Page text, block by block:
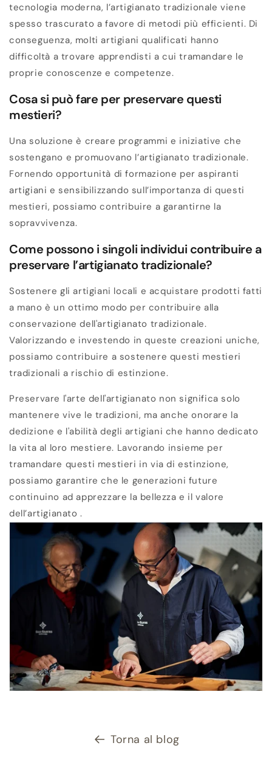
tecnologia moderna, l’artigianato tradizionale viene
spesso trascurato a favore di metodi più efficienti. Di
conseguenza, molti artigiani qualificati hanno
difficoltà a trovare apprendisti a cui tramandare le
proprie conoscenze e competenze.
Cosa si può fare per preservare questi
mestieri?
Una soluzione è creare programmi e iniziative che
sostengano e promuovano l’artigianato tradizionale.
Fornendo opportunità di formazione per aspiranti
artigiani e sensibilizzando sull’importanza di questi
mestieri, possiamo contribuire a garantirne la
sopravvivenza.
Come possono i singoli individui contribuire a
preservare l’artigianato tradizionale?
Sostenere gli artigiani locali e acquistare prodotti fatti
a mano è un ottimo modo per contribuire alla
conservazione dell'artigianato tradizionale.
Valorizzando e investendo in queste creazioni uniche,
possiamo contribuire a sostenere questi mestieri
tradizionali a rischio di estinzione.
Preservare l'arte dell'artigianato non significa solo
mantenere vive le tradizioni, ma anche onorare la
dedizione e l'abilità degli artigiani che hanno dedicato
la vita al loro mestiere. Lavorando insieme per
tramandare questi mestieri in via di estinzione,
possiamo garantire che le generazioni future
continuino ad apprezzare la bellezza e il valore
dell’artigianato .
Torna al blog